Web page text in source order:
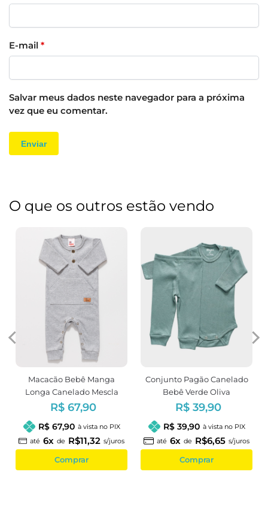
E-mail *
Salvar meus dados neste navegador para a próxima
vez que eu comentar.
O que os outros estão vendo
Macacão Bebê Manga
Longa Canelado Mescla
Unissex
R$ 67,90
R$ 67,90 à vista no PIX
até 6x de R$11,32 s/juros
Comprar
Conjunto Pagão Canelado
Bebê Verde Oliva
R$ 39,90
R$ 39,90 à vista no PIX
até 6x de R$6,65 s/juros
Comprar